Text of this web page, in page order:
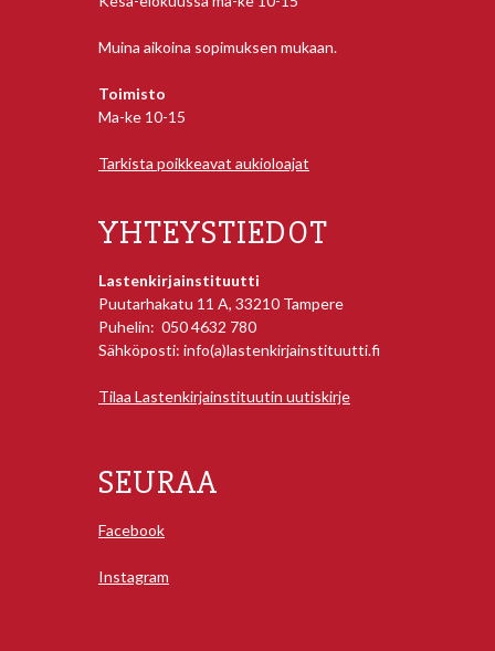
Muina aikoina sopimuksen mukaan.
Toimisto
Ma-ke 10-15
Tarkista poikkeavat aukioloajat
YHTEYSTIEDOT
Lastenkirjainstituutti
Puutarhakatu 11 A, 33210 Tampere
Puhelin: 050 4632 780
Sähköposti: info(a)lastenkirjainstituutti.fi
Tilaa Lastenkirjainstituutin uutiskirje
SEURAA
Facebook
Instagram